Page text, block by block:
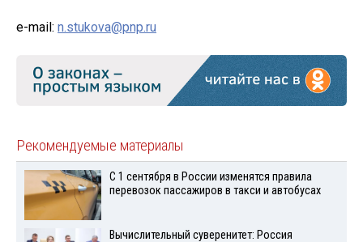
e-mail: n.stukova@pnp.ru
Рекомендуемые материалы
С 1 сентября в России изменятся правила
перевозок пассажиров в такси и автобусах
Вычислительный суверенитет: Россия